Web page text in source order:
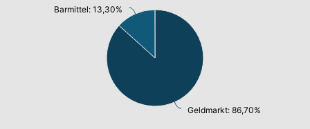
Geldmarkt: 86,70%
Barmittel: 13,30%